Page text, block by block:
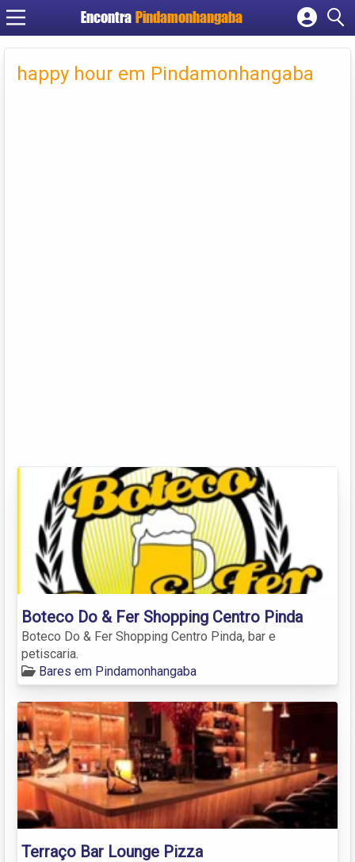
Encontra Pindamonhangaba
Cadastrar empresa
Criar conta
happy hour em Pindamonhangaba
Boteco Do & Fer Shopping Centro Pinda
Boteco Do & Fer Shopping Centro Pinda, bar e
petiscaria.
Bares em Pindamonhangaba
Terraço Bar Lounge Pizza